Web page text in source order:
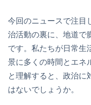
今回のニュースで注目
治活動の裏に、地道で
です。私たちが日常生
景に多くの時間とエネ
と理解すると、政治に
はないでしょうか。